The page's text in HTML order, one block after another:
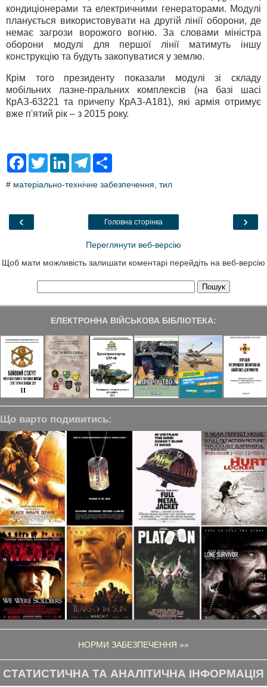
кондиціонерами та електричними генераторами. Модулі
планується використовувати на другій лінії оборони, де
немає загрози ворожого вогню. За словами міністра
оборони модулі для першої лінії матимуть іншу
конструкцію та будуть закопуватися у землю.
Крім того президенту показали модулі зі складу
мобільних лазне-пральних комплексів (на базі шасі
КрАЗ-63221 та причепу КрАЗ-А181), які армія отримує
вже п'ятий рік – з 2015 року.
F
e
o
T
t
L
k
T
e
a
r
# матеріально-технічне забезпечення тил
‹ ›
Головна сторінка
Переглянути веб-версію
Щоб мати можливість залишати коментарі перейдіть на веб-версію
ЕЛЕКТРОННА ВІЙСЬКОВА БІБЛІОТЕКА:
Що варто подивитись:
НОРМИ ЗАБЕЗПЕЧЕННЯ »»
СТАТИСТИЧНА ТА АНАЛІТИЧНА ІНФОРМАЦІЯ